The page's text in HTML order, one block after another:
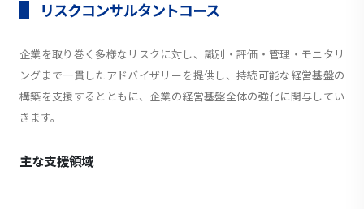
リスクコンサルタントコース
企業を取り巻く多様なリスクに対し、識別・評価・管理・モニタリ
ングまで一貫したアドバイザリーを提供し、持続可能な経営基盤の
構築を支援するとともに、企業の経営基盤全体の強化に関与してい
きます。
主な支援領域